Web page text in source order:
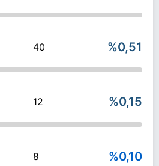
40 %0,51
12 %0,15
8 %0,10